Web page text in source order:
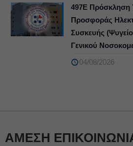
497Ε Πρόσκληση
Προσφοράς
Συσκευής
Γενικού
04/08/2026
ΆΜΕΣΗ